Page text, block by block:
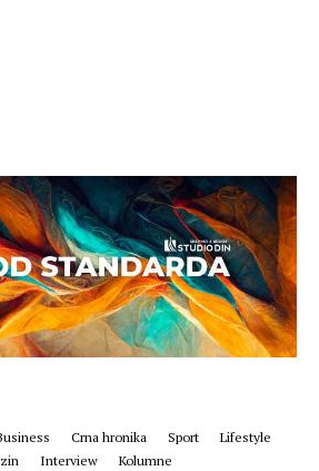
Crna hronika Sport
Lifestyle
Interview Kolumne